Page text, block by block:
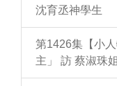
沈育丞神學生
第1426集【小
主」 訪 蔡淑珠